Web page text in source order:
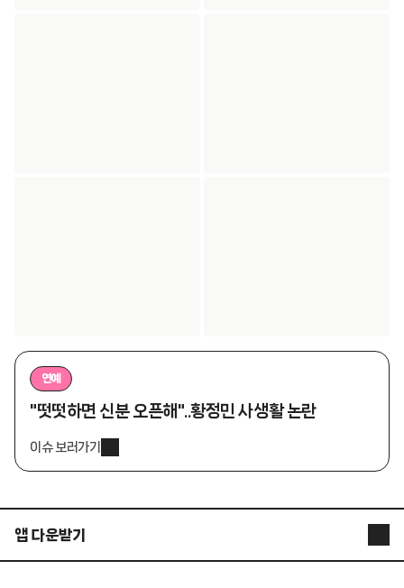
연예
"떳떳하면 신분 오픈해"..황정민 사생활 논란
이슈 보러가기
앱 다운받기